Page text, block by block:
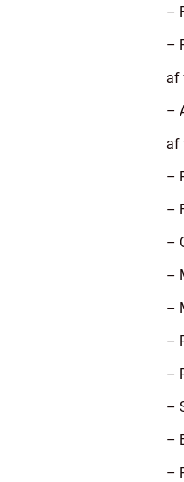
–
–
af
–
af
–
–
–
–
–
–
–
–
–
–